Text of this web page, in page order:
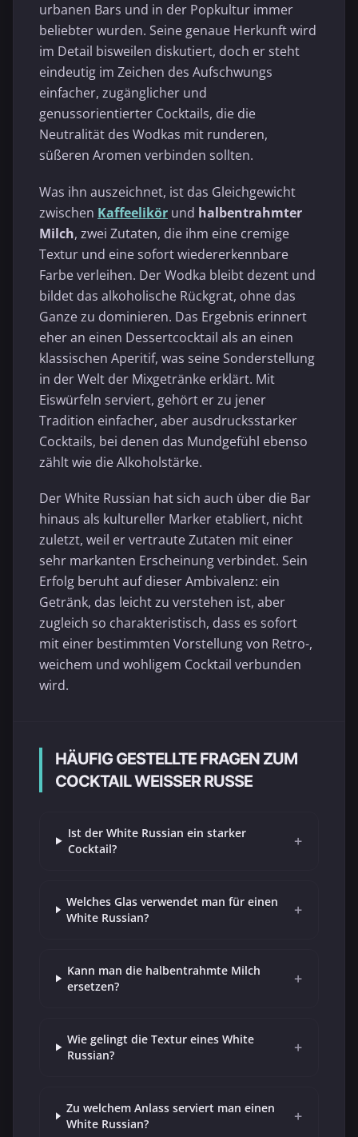
urbanen Bars und in der Popkultur immer
beliebter wurden. Seine genaue Herkunft wird
im Detail bisweilen diskutiert, doch er steht
eindeutig im Zeichen des Aufschwungs
einfacher, zugänglicher und
genussorientierter Cocktails, die die
Neutralität des Wodkas mit runderen,
süßeren Aromen verbinden sollten.
Was ihn auszeichnet, ist das Gleichgewicht
zwischen Kaffeelikör und halbentrahmter
Milch, zwei Zutaten, die ihm eine cremige
Textur und eine sofort wiedererkennbare
Farbe verleihen. Der Wodka bleibt dezent und
bildet das alkoholische Rückgrat, ohne das
Ganze zu dominieren. Das Ergebnis erinnert
eher an einen Dessertcocktail als an einen
klassischen Aperitif, was seine Sonderstellung
in der Welt der Mixgetränke erklärt. Mit
Eiswürfeln serviert, gehört er zu jener
Tradition einfacher, aber ausdrucksstarker
Cocktails, bei denen das Mundgefühl ebenso
zählt wie die Alkoholstärke.
Der White Russian hat sich auch über die Bar
hinaus als kultureller Marker etabliert, nicht
zuletzt, weil er vertraute Zutaten mit einer
sehr markanten Erscheinung verbindet. Sein
Erfolg beruht auf dieser Ambivalenz: ein
Getränk, das leicht zu verstehen ist, aber
zugleich so charakteristisch, dass es sofort
mit einer bestimmten Vorstellung von Retro-,
weichem und wohligem Cocktail verbunden
wird.
HÄUFIG GESTELLTE FRAGEN ZUM
COCKTAIL WEISSER RUSSE
Ist der White Russian ein starker
Cocktail?
+
Welches Glas verwendet man für einen
White Russian?
+
Kann man die halbentrahmte Milch
ersetzen?
+
Wie gelingt die Textur eines White
Russian?
+
Zu welchem Anlass serviert man einen
White Russian?
+